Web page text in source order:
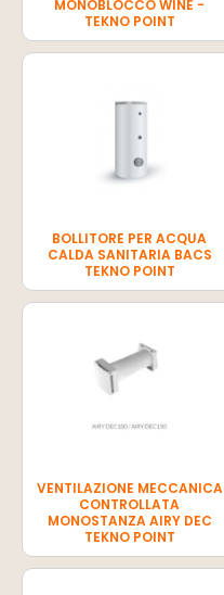
MONOBLOCCO WINE -
TEKNO POINT
BOLLITORE PER ACQUA
CALDA SANITARIA BACS
TEKNO POINT
VENTILAZIONE MECCANICA
CONTROLLATA
MONOSTANZA AIRY DEC
TEKNO POINT